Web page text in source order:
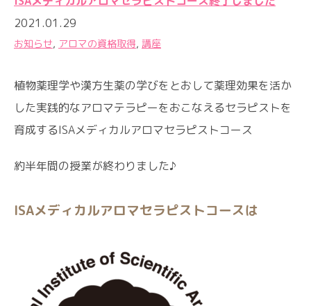
2021.01.29
お知らせ, アロマの資格取得, 講座
植物薬理学や漢方生薬の学びをとおして薬理効果を活か
した実践的なアロマテラピーをおこなえるセラピストを
育成するISAメディカルアロマセラピストコース
約半年間の授業が終わりました♪
ISAメディカルアロマセラピストコースは